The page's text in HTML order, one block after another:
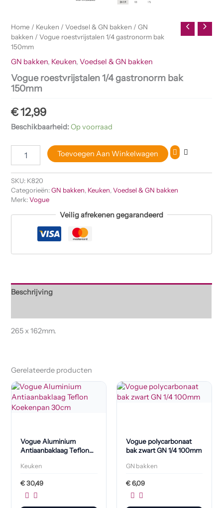
Home / Keuken /Voedsel & GN bakken /GN
bakken / Vogue roestvrijstalen 1/4 gastronorm bak
150mm
GN bakken, Keuken,Voedsel & GN bakken
Vogue roestvrijstalen 1/4 gastronorm bak
150mm
€12,99
Beschikbaarheid:Op voorraad
Toevoegen Aan Winkelwagen
SKU: K820
Categorieën:GN bakken, Keuken,Voedsel & GN bakken
Merk:Vogue
Veilig afrekenen gegarandeerd
Beschrijving
265 x 162mm.
Gerelateerde producten
Vogue Aluminium
Antiaanbaklaag Teflon
Keuken
€30,49
Vogue polycarbonaat
bak zwart GN 1/4 100mm
GN bakken
€6,09